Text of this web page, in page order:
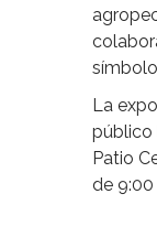
La
público
Patio
de 9:00